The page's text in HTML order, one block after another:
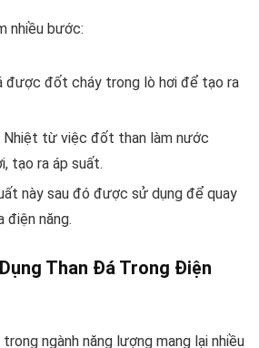
nhiều bước:
được đốt cháy trong lò hơi để tạo ra
Nhiệt từ việc đốt than làm nước
tạo ra áp suất.
này sau đó được sử dụng để quay
điện năng.
Than Đá Trong Điện
ngành năng lượng mang lại nhiều